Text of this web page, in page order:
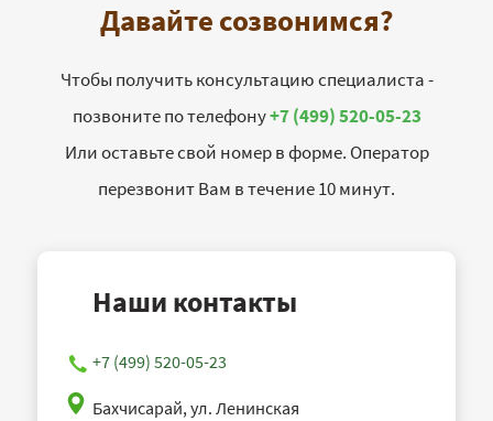
Давайте созвонимся?
Чтобы получить консультацию специалиста -
позвоните по телефону+7 (499) 520-05-23
Или оставьте свой номер в форме. Оператор
перезвонит Вам в течение 10 минут.
Наши контакты
+7 (499) 520-05-23
Бахчисарай, ул. Ленинская